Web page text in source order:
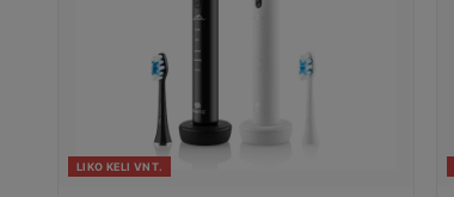
LIKO KELI VNT.